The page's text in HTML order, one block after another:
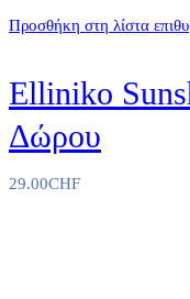
Προσθήκη στη λίστα
Elliniko
Δώρου
29.00CHF